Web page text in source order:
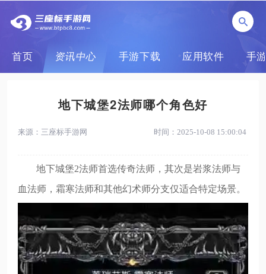
首页 资讯中心 手游下载 应用软件 手
地下城堡2法师哪个角色好
来源：三座标手游网 时间：2025-10-08 15:00:04
地下城堡2法师首选传奇法师，其次是岩浆法师与
血法师，霜寒法师和其他幻术师分支仅适合特定场景。